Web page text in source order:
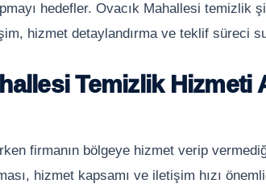
hedefler. Ovacık Mahallesi
hizmet detaylandırma ve teklif süreci
Temizlik Hizmeti
firmanın bölgeye hizmet verip
hizmet kapsamı ve iletişim hızı